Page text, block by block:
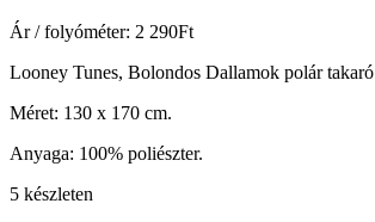
Ár / folyóméter: 2 290Ft
Looney Tunes, Bolondos Dallamok polár takaró
Méret: 130 x 170 cm.
Anyaga: 100% poliészter.
5 készleten